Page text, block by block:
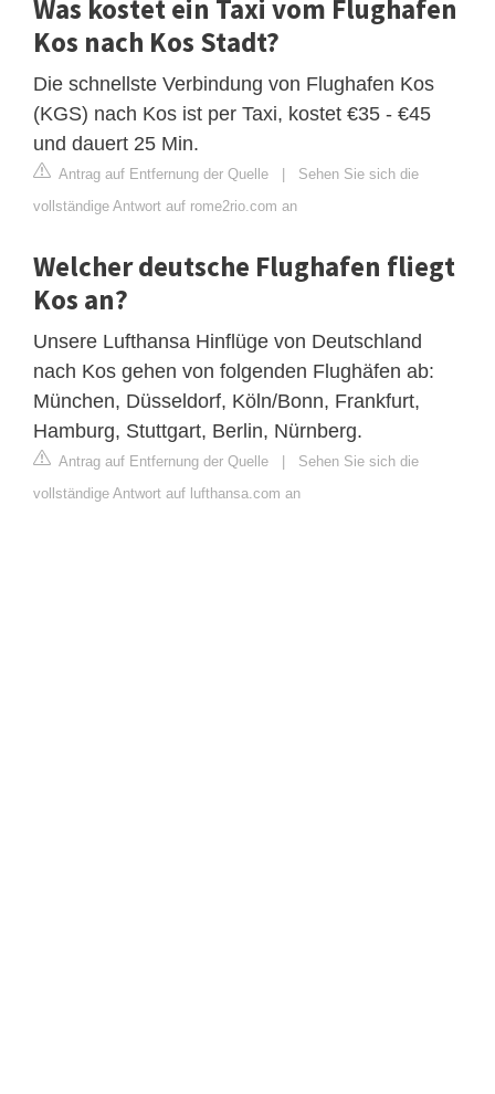
Was kostet ein Taxi vom Flughafen
Kos nach Kos Stadt?
Die schnellste Verbindung von Flughafen Kos
(KGS) nach Kos ist per Taxi, kostet €35 - €45
und dauert 25 Min.
Antrag auf Entfernung der Quelle | Sehen Sie sich die
vollständige Antwort auf rome2rio.com an
Welcher deutsche Flughafen fliegt
Kos an?
Unsere Lufthansa Hinflüge von Deutschland
nach Kos gehen von folgenden Flughäfen ab:
München, Düsseldorf, Köln/Bonn, Frankfurt,
Hamburg, Stuttgart, Berlin, Nürnberg.
Antrag auf Entfernung der Quelle | Sehen Sie sich die
vollständige Antwort auf lufthansa.com an